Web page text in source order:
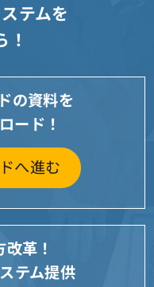
テムを
！
の資料を
ード！
へ進む
革！
テム提供